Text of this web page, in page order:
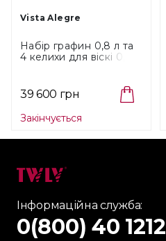
Vista Alegre
Набір графин 0,8 л та
4 келихи для віскі 0,25
39 600 грн
Закінчується
Інформаційна служба:
0(800) 40 1212